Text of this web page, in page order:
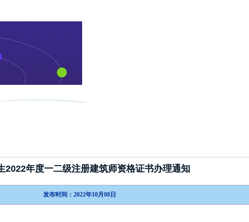
2022年度一二级注册建筑师资格证书办理通知
发布时间：2022年10月08日